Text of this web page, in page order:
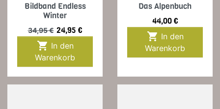
Bildband Endless
Winter
Verkaufspreis
34,95 € Preis
24,95 €

Warenkorb
Das Alpenbuch
Preis
44,00 €

Warenkorb